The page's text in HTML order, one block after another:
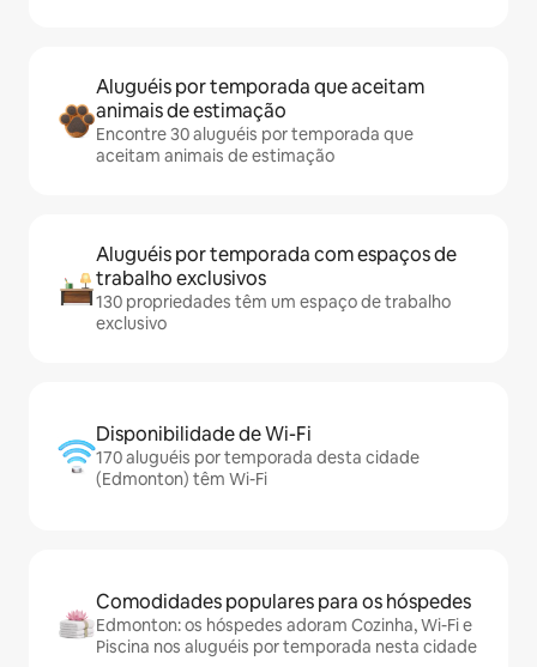
Aluguéis por temporada que aceitam
animais de estimação
Encontre 30 aluguéis por temporada que
aceitam animais de estimação
Aluguéis por temporada com espaços de
trabalho exclusivos
130 propriedades têm um espaço de trabalho
exclusivo
Disponibilidade de Wi-Fi
170 aluguéis por temporada desta cidade
(Edmonton) têm Wi-Fi
Comodidades populares para os hóspedes
Edmonton: os hóspedes adoram Cozinha, Wi-Fi e
Piscina nos aluguéis por temporada nesta cidade